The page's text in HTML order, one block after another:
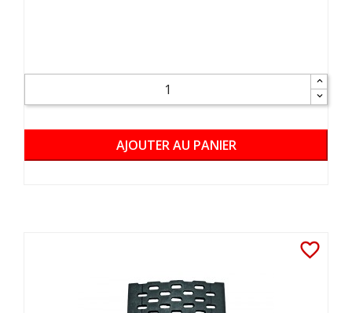
AJOUTER AU PANIER
favorite_border